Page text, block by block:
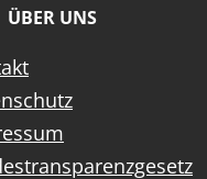
ÜBER UNS